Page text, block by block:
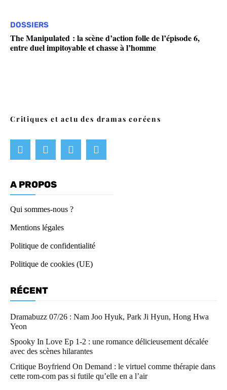
DOSSIERS
The Manipulated : la scène d’action folle de l’épisode 6,
entre duel impitoyable et chasse à l’homme
Critiques et actu des dramas coréens
A PROPOS
Qui sommes-nous ?
Mentions légales
Politique de confidentialité
Politique de cookies (UE)
RÉCENT
Dramabuzz 07/26 : Nam Joo Hyuk, Park Ji Hyun, Hong Hwa
Yeon
Spooky In Love Ep 1-2 : une romance délicieusement décalée
avec des scènes hilarantes
Critique Boyfriend On Demand : le virtuel comme thérapie dans
cette rom-com pas si futile qu’elle en a l’air